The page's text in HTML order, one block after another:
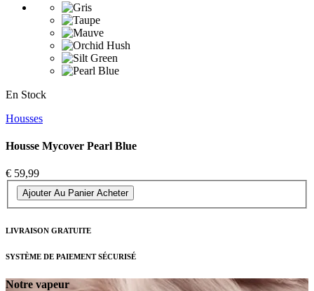
En Stock
Housses
Housse Mycover Pearl Blue
€ 59,99
Ajouter Au Panier Acheter
LIVRAISON GRATUITE
SYSTÈME DE PAIEMENT SÉCURISÉ
Notre vapeur